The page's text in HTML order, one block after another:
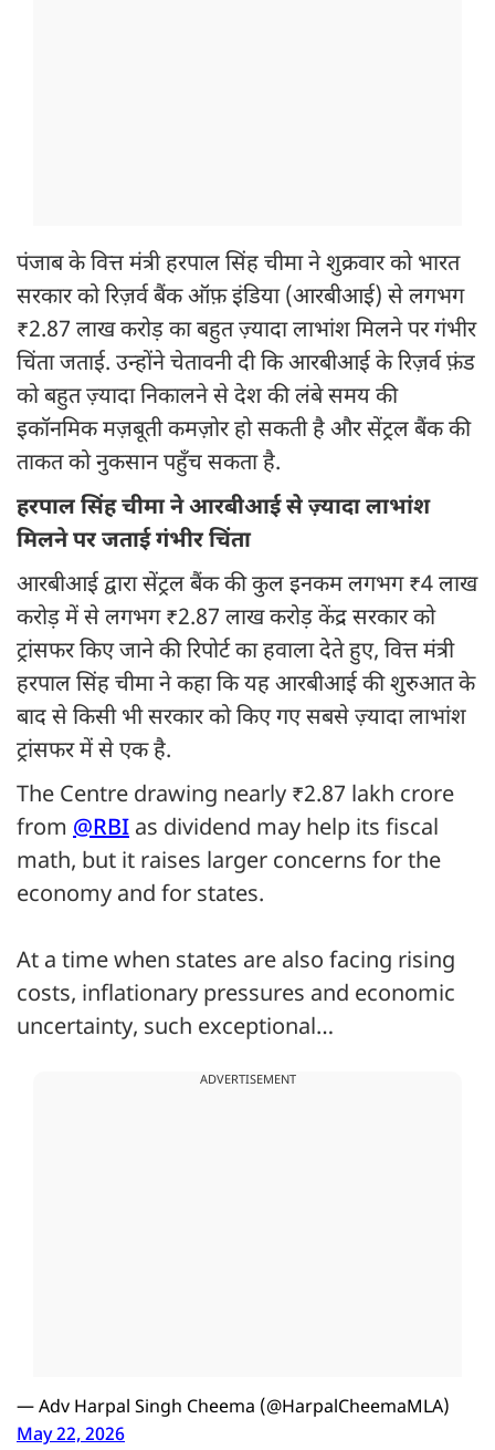
पंजाब के वित्त मंत्री हरपाल सिंह चीमा ने शुक्रवार को भारत
सरकार को रिज़र्व बैंक ऑफ़ इंडिया (आरबीआई) से लगभग
₹2.87 लाख करोड़ का बहुत ज़्यादा लाभांश मिलने पर गंभीर
चिंता जताई. उन्होंने चेतावनी दी कि आरबीआई के रिज़र्व फ़ंड
को बहुत ज़्यादा निकालने से देश की लंबे समय की
इकॉनमिक मज़बूती कमज़ोर हो सकती है और सेंट्रल बैंक की
ताकत को नुकसान पहुँच सकता है.
हरपाल सिंह चीमा ने आरबीआई से ज़्यादा लाभांश
मिलने पर जताई गंभीर चिंता
आरबीआई द्वारा सेंट्रल बैंक की कुल इनकम लगभग ₹4 लाख
करोड़ में से लगभग ₹2.87 लाख करोड़ केंद्र सरकार को
ट्रांसफर किए जाने की रिपोर्ट का हवाला देते हुए, वित्त मंत्री
हरपाल सिंह चीमा ने कहा कि यह आरबीआई की शुरुआत के
बाद से किसी भी सरकार को किए गए सबसे ज़्यादा लाभांश
ट्रांसफर में से एक है.
The Centre drawing nearly ₹2.87 lakh crore
from @RBI as dividend may help its fiscal
math, but it raises larger concerns for the
economy and for states.
At a time when states are also facing rising
costs, inflationary pressures and economic
uncertainty, such exceptional…
ADVERTISEMENT
— Adv Harpal Singh Cheema (@HarpalCheemaMLA)
May 22, 2026